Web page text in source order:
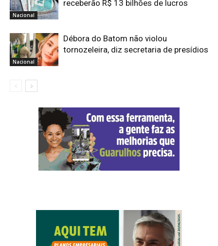
Nacional
receberão R$ 13 bilhões de lucros
Nacional
Débora do Batom não violou
tornozeleira, diz secretaria de presídios